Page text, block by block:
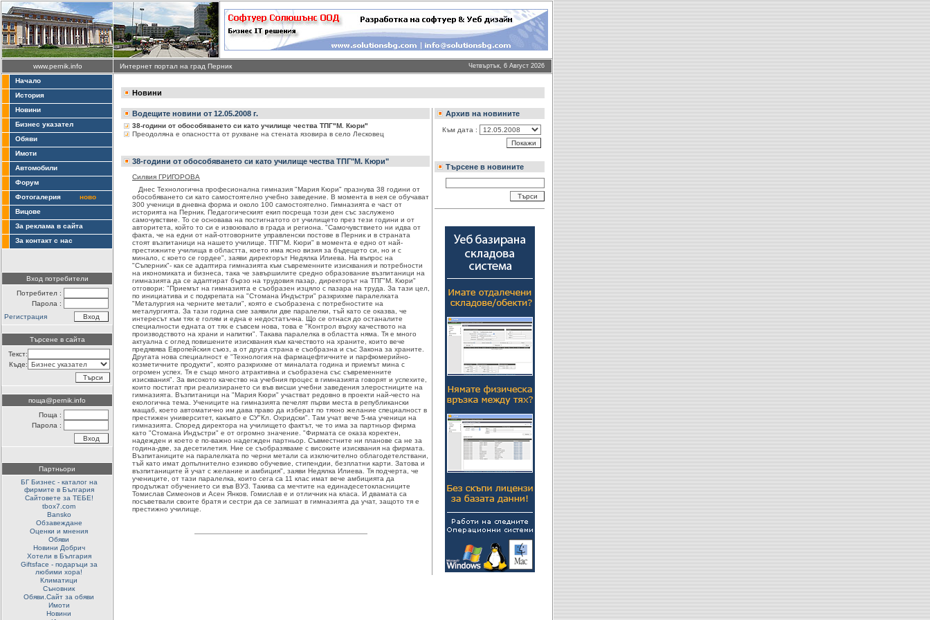
www.pernik.info Интернет портал на град Перник Четвъртък, 6 Август 2026
Начало
История
Новини
Бизнес указател
Обяви
Имоти
Автомобили
Форум
Фотогалерия
ново
Вицове
За реклама в сайта
За контакт с нас
Вход потребители
Потребител :
Парола :
Регистрация
Търсене в сайта
Текст:
Къде:
поща@pernik.info
Поща :
Парола :
Партньори
БГ Бизнес - каталог на
фирмите в България
Сайтовете за ТЕБЕ!
tbox7.com
Bansko
Обзавеждане
Оценки и мнения
Обяви
Новини Добрич
Хотели в България
Giftsface - подаръци за
любими хора!
Климатици
Съновник
Обяви.Сайт за обяви
Имоти
Новини
Новини
Водещите новини от 12.05.2008 г.
38-години от обособяването си като училище чества ТПГ"М. Кюри"
Преодоляна е опасността от рухване на стената язовира в село Лесковец
38-години от обособяването си като училище чества ТПГ"М. Кюри"
Силвия ГРИГОРОВА
Днес Технологична професионална гимназия "Мария Кюри" празнува 38 години от
обособяването си като самостоятелно учебно заведение. В момента в нея се обучават
300 ученици в дневна форма и около 100 самостоятелно. Гимназията е част от
историята на Перник. Педагогическият екип посреща този ден със заслужено
самочувствие. То се основава на постигнатото от училището през тези години и от
авторитета, който то си е извоювало в града и региона. "Самочувствието ни идва от
факта, че на едни от най-отговорните управленски постове в Перник и в страната
стоят възпитаници на нашето училище. ТПГ"М. Кюри" в момента е едно от най-
престижните училища в областта, което има ясно визия за бъдещето си, но и с
минало, с което се гордее", заяви директорът Недялка Илиева. На въпрос на
"Съперник"- как се адаптира гимназията към съвременните изисквания и потребности
на икономиката и бизнеса, така че завършилите средно образование възпитаници на
гимназията да се адаптират бързо на трудовия пазар, директорът на ТПГ"М. Кюри"
отговори: "Приемът на гимназията е съобразен изцяло с пазара на труда. За тази цел,
по инициатива и с подкрепата на "Стомана Индъстри" разкрихме паралелката
"Металургия на черните метали", която е съобразена с потребностите на
металургията. За тази година сме заявили две паралелки, тъй като се оказва, че
интересът към тях е голям и една е недостатъчна. Що се отнася до останалите
специалности едната от тях е съвсем нова, това е "Контрол върху качеството на
производството на храни и напитки". Такава паралелка в областта няма. Тя е много
актуална с оглед повишените изисквания към качеството на храните, които вече
предявява Европейския съюз, а от друга страна е съобразна и със Закона за храните.
Другата нова специалност е "Технология на фармацефтичните и парфюмерийно-
козметичните продукти", която разкрихме от миналата година и приемът мина с
огромен успех. Тя е също много атрактивна и съобразена със съвременните
изисквания". За високото качество на учебния процес в гимназията говорят и успехите,
които постигат при реализирането си във висши учебни заведения злеростниците на
гимназията. Възпитаници на "Мария Кюри" участват редовно в проекти най-често на
екологична тема. Учениците на гимназията печелят първи места в републикански
мащаб, което автоматично им дава право да изберат по тяхно желание специалност в
престижен университет, какъвто е СУ"Кл. Охридски". Там учат вече 5-ма ученици на
гимназията. Според директора на училището фактът, че то има за партньор фирма
като "Стомана Индъстри" е от огромно значение. "Фирмата се оказа коректен,
надежден и което е по-важно надегжден партньор. Съвместните ни планове са не за
година-две, за десетилетия. Ние се съобразяваме с високите изисквания на фирмата.
Възпитаниците на паралелката по черни метали са изключително облагодетелствани,
тъй като имат допълнително езиково обучевие, стипендии, безплатни карти. Затова и
възпитаниците й учат с желание и амбиция", заяви Недялка Илиева. Тя подчерта, че
учениците, от тази паралелка, които сега са 11 клас имат вече амбицията да
продължат обучението си във ВУЗ. Такива са мечтите на единадесетокласниците
Томислав Симеонов и Асен Янков. Гомислав е и отличник на класа. И двамата са
посъветвали своите братя и сестри да се запишат в гимназията да учат, защото тя е
престижно училище.
Архив на новините
Към дата :
Търсене в новините